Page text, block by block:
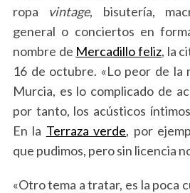
ropa vintage, bisutería,
general o conciertos en
nombre de Mercadillo feliz, la
16 de octubre. «Lo peor de la
Murcia, es lo complicado de
por tanto, los acústicos
En la Terraza verde, por
que pudimos, pero sin licencia
«Otro tema a tratar, es la poca